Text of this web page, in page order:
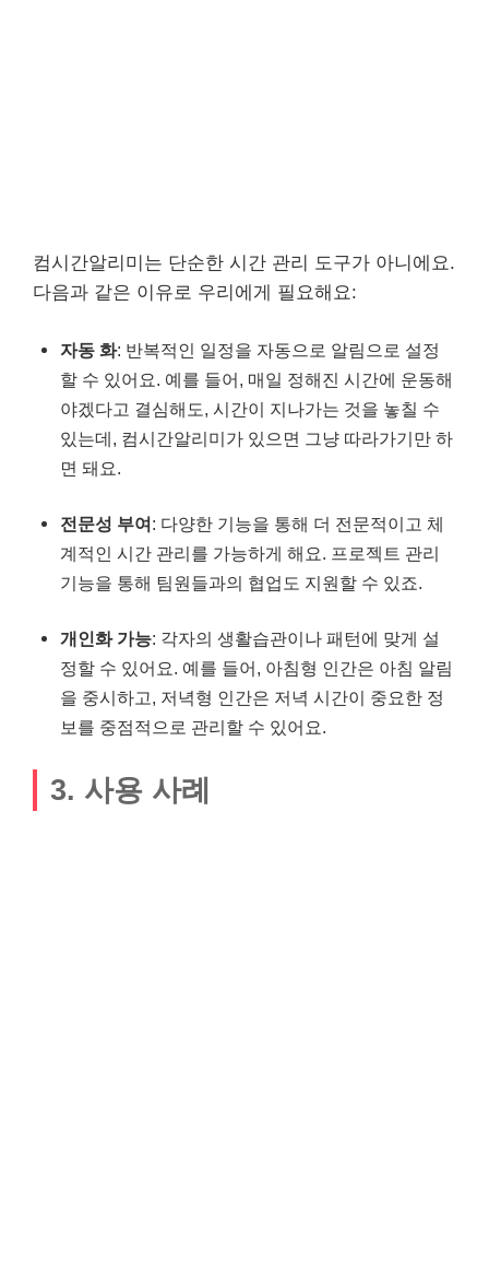
컴시간알리미는 단순한 시간 관리 도구가 아니에요.
다음과 같은 이유로 우리에게 필요해요:
자동 화: 반복적인 일정을 자동으로 알림으로 설정
할 수 있어요. 예를 들어, 매일 정해진 시간에 운동해
야겠다고 결심해도, 시간이 지나가는 것을 놓칠 수
있는데, 컴시간알리미가 있으면 그냥 따라가기만 하
면 돼요.
전문성 부여: 다양한 기능을 통해 더 전문적이고 체
계적인 시간 관리를 가능하게 해요. 프로젝트 관리
기능을 통해 팀원들과의 협업도 지원할 수 있죠.
개인화 가능: 각자의 생활습관이나 패턴에 맞게 설
정할 수 있어요. 예를 들어, 아침형 인간은 아침 알림
을 중시하고, 저녁형 인간은 저녁 시간이 중요한 정
보를 중점적으로 관리할 수 있어요.
3. 사용 사례